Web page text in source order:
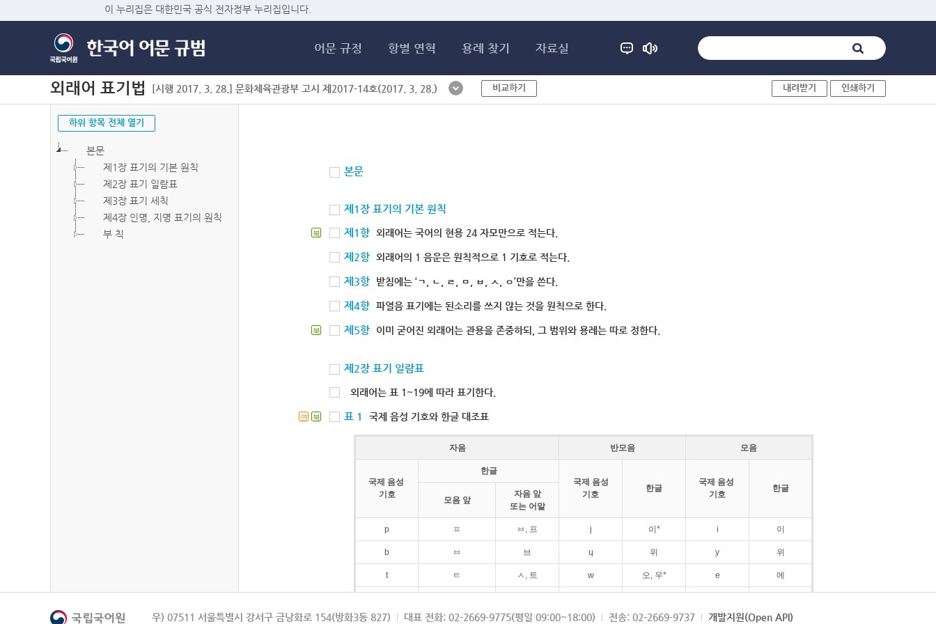
이 누리집은 대한민국 공식 전자정부 누리집입니다.
어문 규정 항별 연혁 용례 찾기 자료실
외래어 표기법 [시행 2017. 3. 28.] 문화체육관광부 고시 제2017-14호(2017. 3. 28.) 비교하기 내려받기 인쇄하기
하위 항목 전체 열기
본문
제1장 표기의 기본 원칙
제2장 표기 일람표
제3장 표기 세칙
제4장 인명, 지명 표기의 원칙
부 칙
본문
제1장 표기의 기본 원칙
북 제1항 외래어는 국어의 현용 24 자모만으로 적는다.
제2항 외래어의 1 음운은 원칙적으로 1 기호로 적는다.
제3항 받침에는 ‘ㄱ, ㄴ, ㄹ, ㅁ, ㅂ, ㅅ, ㅇ’만을 쓴다.
제4항 파열음 표기에는 된소리를 쓰지 않는 것을 원칙으로 한다.
북 제5항 이미 굳어진 외래어는 관용을 존중하되, 그 범위와 용례는 따로 정한다.
제2장 표기 일람표
외래어는 표 1~19에 따라 표기한다.
연 북 표 1 국제 음성 기호와 한글 대조표
자음 반모음 모음
국제 음성
기호
한글
국제 음성
기호
한글
국제 음성
기호
한글
모음 앞
자음 앞
또는 어말
p ㅍ ㅂ, 프 j 이* i 이
b ㅂ 브 ɥ 위 y 위
t ㅌ ㅅ, 트 w 오, 우* e 에
k ㅋ ㄱ, 크 ɛ 에
우) 07511 서울특별시 강서구 금낭화로 154(방화3동 827) 대표 전화: 02-2669-9775(평일 09:00~18:00) 전송: 02-2669-9737 개발지원(Open API)